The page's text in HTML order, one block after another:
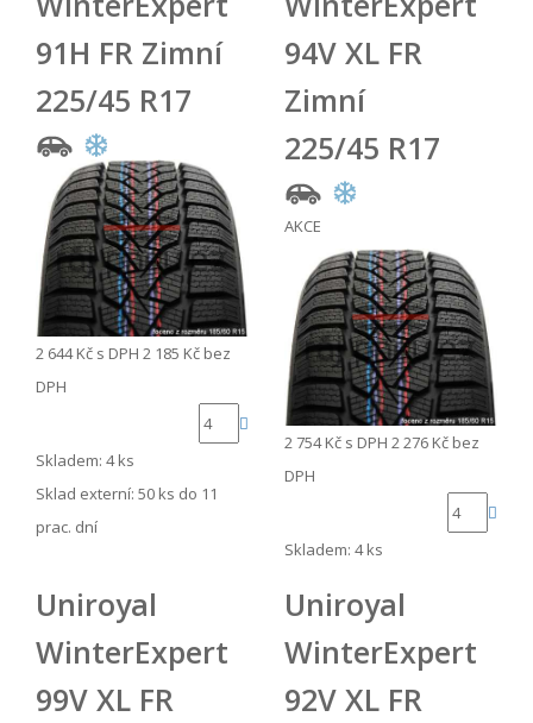
91H FR Zimní
225/45 R17
2 644 Kč s DPH 2 185 Kč bez
DPH
Skladem: 4 ks
Sklad externí: 50 ks do 11
prac. dní
94V XL FR
Zimní
225/45 R17
AKCE
2 754 Kč s DPH 2 276 Kč bez
DPH
Skladem: 4 ks
Uniroyal
WinterExpert
99V XL FR
Uniroyal
WinterExpert
92V XL FR